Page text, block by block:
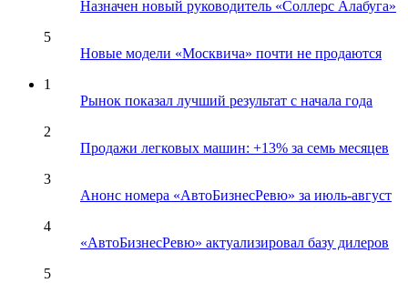
Назначен новый руководитель «Соллерс Алабуга»
5
Новые модели «Москвича» почти не продаются
1
Рынок показал лучший результат с начала года
2
Продажи легковых машин: +13% за семь месяцев
3
Анонс номера «АвтоБизнесРевю» за июль-август
4
«АвтоБизнесРевю» актуализировал базу дилеров
5